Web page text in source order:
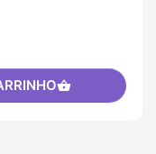
shopping_basket